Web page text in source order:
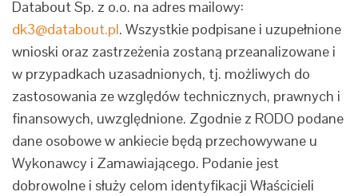
Databout Sp. z o.o. na adres mailowy:
dk3@databout.pl. Wszystkie podpisane i uzupełnione
wnioski oraz zastrzeżenia zostaną przeanalizowane i
w przypadkach uzasadnionych, tj. możliwych do
zastosowania ze względów technicznych, prawnych i
finansowych, uwzględnione. Zgodnie z RODO podane
dane osobowe w ankiecie będą przechowywane u
Wykonawcy i Zamawiającego. Podanie jest
dobrowolne i służy celom identyfikacji Właścicieli